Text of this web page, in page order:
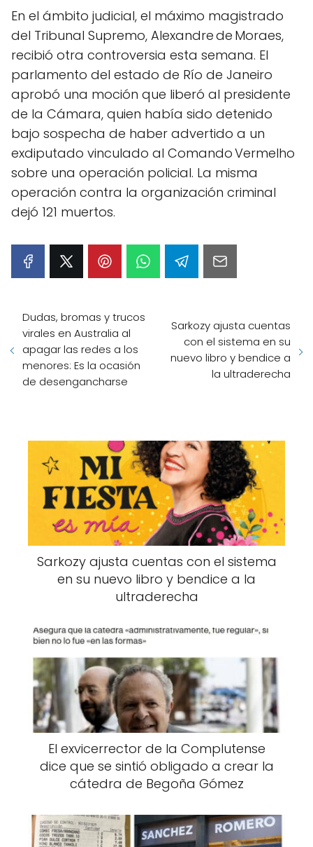
En el ámbito judicial, el máximo magistrado
del Tribunal Supremo, Alexandre de Moraes,
recibió otra controversia esta semana. El
parlamento del estado de Río de Janeiro
aprobó una moción que liberó al presidente
de la Cámara, quien había sido detenido
bajo sospecha de haber advertido a un
exdiputado vinculado al Comando Vermelho
sobre una operación policial. La misma
operación contra la organización criminal
dejó 121 muertos.
Dudas, bromas y trucos
virales en Australia al
apagar las redes a los
menores: Es la ocasión
de desengancharse
Sarkozy ajusta cuentas
con el sistema en su
nuevo libro y bendice a
la ultraderecha
Sarkozy ajusta cuentas con el sistema
en su nuevo libro y bendice a la
ultraderecha
El exvicerrector de la Complutense
dice que se sintió obligado a crear la
cátedra de Begoña Gómez